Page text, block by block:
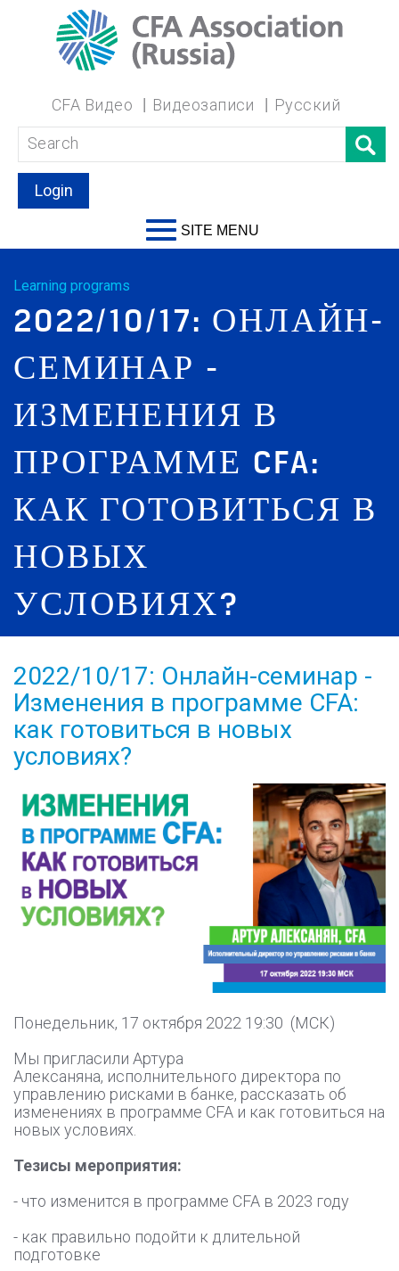
CFA Видео Видеозаписи Русский
Login
SITE MENU
Learning programs
2022/10/17: ОНЛАЙН-
СЕМИНАР -
ИЗМЕНЕНИЯ В
ПРОГРАММЕ CFA:
КАК ГОТОВИТЬСЯ В
НОВЫХ
УСЛОВИЯХ?
2022/10/17: Онлайн-семинар -
Изменения в программе CFA:
как готовиться в новых
условиях?
Понедельник, 17 октября 2022 19:30 (МСК)
Мы пригласили Артура
Алексаняна, исполнительного директора по
управлению рисками в банке, рассказать об
изменениях в программе CFA и как готовиться на
новых условиях.
Тезисы мероприятия:
- что изменится в программе CFA в 2023 году
- как правильно подойти к длительной
подготовке